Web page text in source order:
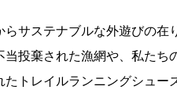
らサステナブルな外遊びの
当投棄された漁網や、私た
トレイルランニングシュー